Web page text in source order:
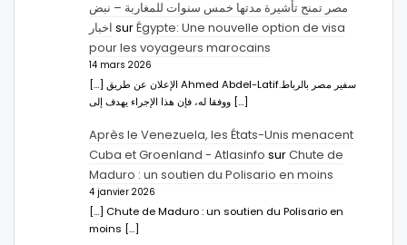
مصر تمنح تأشيرة مدتها خمس سنوات للمغاربة – نبض
اخبار surÉgypte: Une nouvelle option de visa
pour les voyageurs marocains
14 mars 2026
[…] الإعلان عن طريق Ahmed Abdel-Latifسفير مصر بالرباط.
ووفقا له، فإن هذا الإجراء يهدف إلى […]
Après le Venezuela, les États-Unis menacent
Cuba et Groenland - Atlasinfo surChute de
Maduro : un soutien du Polisario en moins
4 janvier 2026
[…] Chute de Maduro : un soutien du Polisario en
moins […]